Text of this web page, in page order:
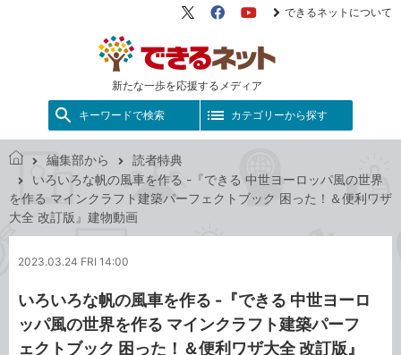
新たな一歩を応援するメディア
X（旧
FacebookYouTube
できるネットについて
キーワードで検索 カテゴリーから探す
で
き
る
ト
編集部から
読者特典
いろいろな帆の風車を作る -『できる 中世ヨーロッパ風の世界
を作る マインクラフト建築パーフェクトブック 困った！＆便利ワザ
大全 改訂版』建物動画
2023.03.24 FRI 14:00
いろいろな帆の風車を作る -『できる 中世ヨーロ
ッパ風の世界を作る マインクラフト建築パーフ
ェクトブック 困った！＆便利ワザ大全 改訂版』